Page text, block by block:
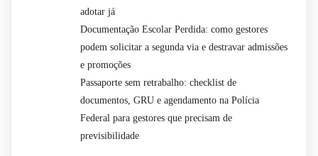
adotar já
Documentação Escolar Perdida: como gestores
podem solicitar a segunda via e destravar admissões
e promoções
Passaporte sem retrabalho: checklist de
documentos, GRU e agendamento na Polícia
Federal para gestores que precisam de
previsibilidade